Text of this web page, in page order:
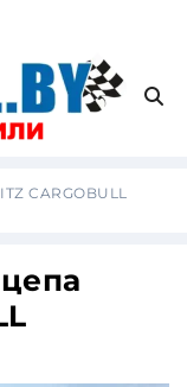
CARGOBULL